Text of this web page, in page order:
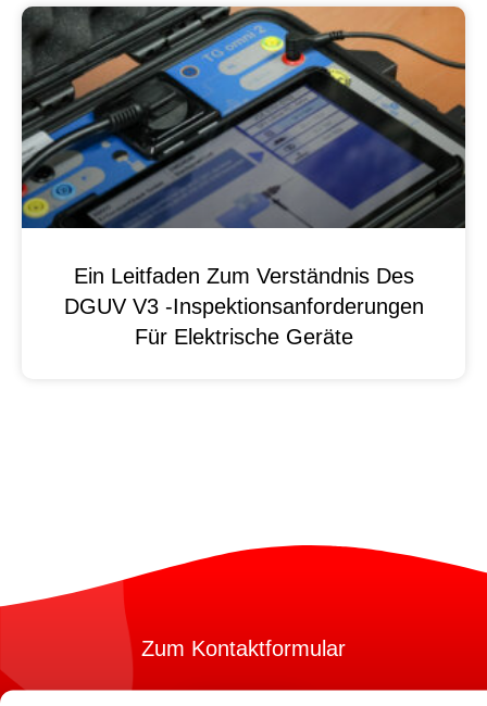
Ein Leitfaden Zum Verständnis Des
DGUV V3 -Inspektionsanforderungen
Für Elektrische Geräte
Zum Kontaktformular